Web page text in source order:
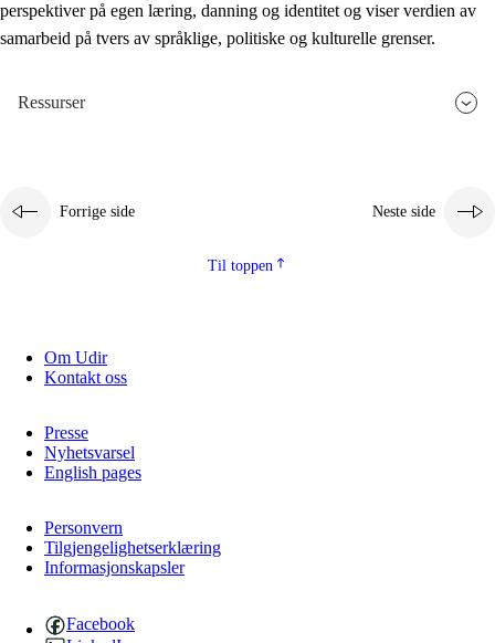
perspektiver på egen læring, danning og identitet og viser verdien av
samarbeid på tvers av språklige, politiske og kulturelle grenser.
Ressurser
Forrige side Neste side
Til toppen
Om Udir
Kontakt oss
Presse
Nyhetsvarsel
English pages
Personvern
Tilgjengelighetserklæring
Informasjonskapsler
Facebook